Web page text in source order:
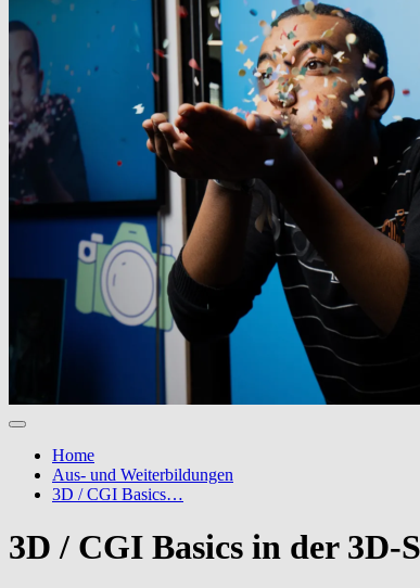
Home
Aus- und Weiterbildungen
3D / CGI Basics…
3D / CGI Basics in der 3D-